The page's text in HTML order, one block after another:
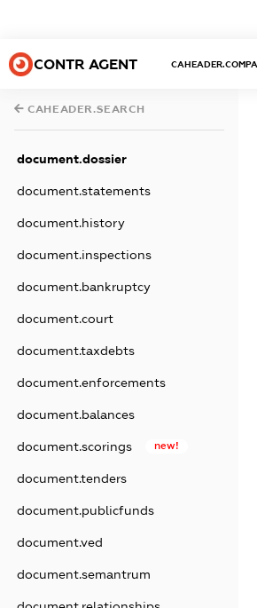
CONTR AGENT
CAHEADER.SEARCH
document.dossier
document.statements
document.history
document.inspections
document.bankruptcy
document.court
document.taxdebts
document.enforcements
document.balances
document.scorings new!
document.tenders
document.publicfunds
document.ved
document.semantrum